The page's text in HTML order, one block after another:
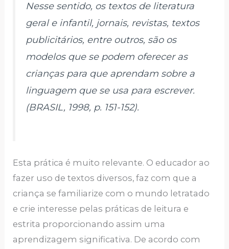
Nesse sentido, os textos de literatura
geral e infantil, jornais, revistas, textos
publicitários, entre outros, são os
modelos que se podem oferecer as
crianças para que aprendam sobre a
linguagem que se usa para escrever.
(BRASIL, 1998, p. 151-152).
Esta prática é muito relevante. O educador ao
fazer uso de textos diversos, faz com que a
criança se familiarize com o mundo letratado
e crie interesse pelas práticas de leitura e
estrita proporcionando assim uma
aprendizagem significativa. De acordo com